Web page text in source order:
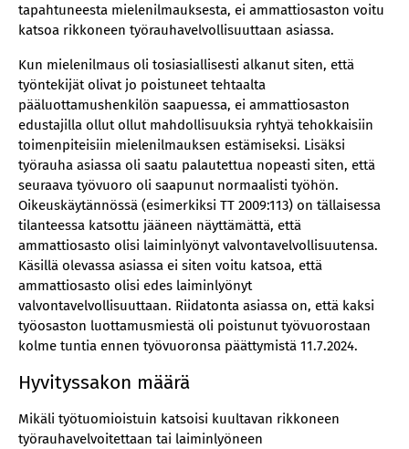
tapahtuneesta mielenilmauksesta, ei ammattiosaston voitu
katsoa rikkoneen työrauhavelvollisuuttaan asiassa.
Kun mielenilmaus oli tosiasiallisesti alkanut siten, että
työntekijät olivat jo poistuneet tehtaalta
pääluottamushenkilön saapuessa, ei ammattiosaston
edustajilla ollut ollut mahdollisuuksia ryhtyä tehokkaisiin
toimenpiteisiin mielenilmauksen estämiseksi. Lisäksi
työrauha asiassa oli saatu palautettua nopeasti siten, että
seuraava työvuoro oli saapunut normaalisti työhön.
Oikeuskäytännössä (esimerkiksi TT 2009:113) on tällaisessa
tilanteessa katsottu jääneen näyttämättä, että
ammattiosasto olisi laiminlyönyt valvontavelvollisuutensa.
Käsillä olevassa asiassa ei siten voitu katsoa, että
ammattiosasto olisi edes laiminlyönyt
valvontavelvollisuuttaan. Riidatonta asiassa on, että kaksi
työosaston luottamusmiestä oli poistunut työvuorostaan
kolme tuntia ennen työvuoronsa päättymistä 11.7.2024.
Hyvityssakon määrä
Mikäli työtuomioistuin katsoisi kuultavan rikkoneen
työrauhavelvoitettaan tai laiminlyöneen